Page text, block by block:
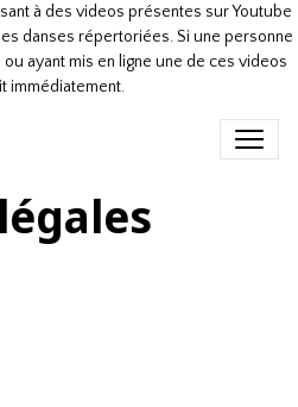
à des videos présentes sur Youtube
danses répertoriées. Si une personne
ayant mis en ligne une de ces videos
immédiatement.